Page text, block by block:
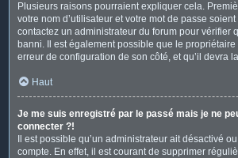
Plusieurs raisons pourraient expliquer cela.
votre nom d’utilisateur et votre mot de passe soient
contactez un administrateur du forum pour vérifier
banni. Il est également possible que le
erreur de configuration de son côté, et qu’il devra
Haut
Je me suis enregistré par le passé mais je ne
connecter ?!
Il est possible qu’un administrateur ait désactivé
compte. En effet, il est courant de supprimer